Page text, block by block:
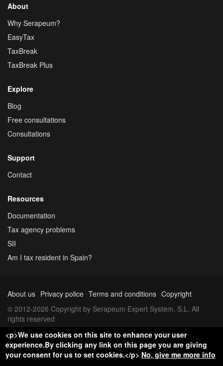
About
Why Serapeum?
EasyTax
TaxBreak
TaxBreak Plus
Explore
Blog
Free consultations
Consultations
Support
Contact
Resources
Documentation
Tax agency problems
SII
Am I tax resident in Spain?
About us Privacy police Terms and conditions Copyright
© 2012-2026 Copyright by Serapeum Expert System, S.L. All
rights reserved
<p>We use cookies on this site to enhance your user
experience.By clicking any link on this page you are giving
your consent for us to set cookies.</p> No, give me more info